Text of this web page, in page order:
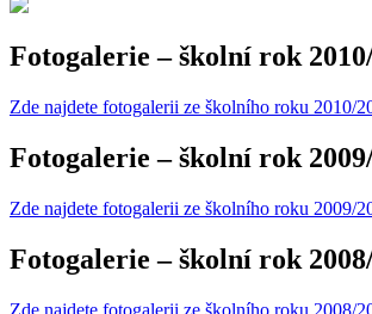
Fotogalerie – školní rok
Zde najdete fotogalerii ze školního roku 2010/
Fotogalerie – školní rok
Zde najdete fotogalerii ze školního roku 2009/
Fotogalerie – školní rok
Zde najdete fotogalerii ze školního roku 2008/